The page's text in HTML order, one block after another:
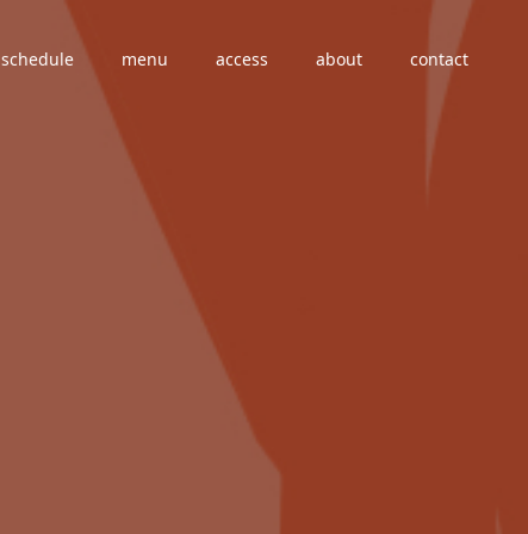
schedule menu access about contact